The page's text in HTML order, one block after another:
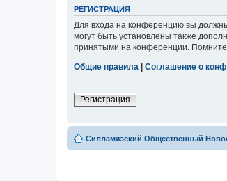
РЕГИСТРАЦИЯ
Для входа на конференцию вы
могут быть установлены также
принятыми на конференции.
Общие правила
Соглашение о
Регистрация
Силламяэский Общественный